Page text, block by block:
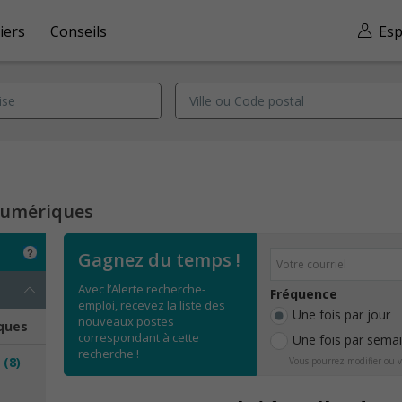
Conseils
(8)
Gagnez du temps !
Avec l’Alerte recherche-
emploi, recevez la liste des
nouveaux postes
correspondant à cette
recherche !
Fréquence
Une fois par jour
Une fois par
Vous pourrez modifier ou